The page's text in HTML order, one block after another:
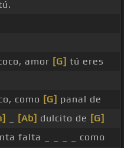
amor [G] tú eres
como [G] panal de
[Ab] dulcito de [G]
falta _ _ _ _ como